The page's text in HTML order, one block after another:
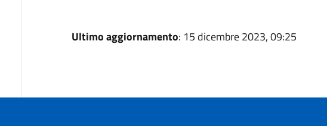
Ultimo aggiornamento: 15 dicembre 2023, 09:25